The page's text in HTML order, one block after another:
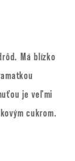
Má blízko
je veľmi
cukrom.